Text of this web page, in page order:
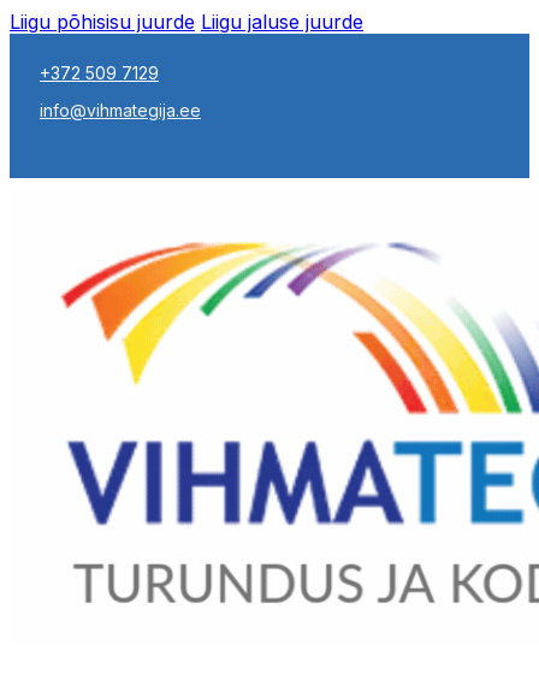
Liigu põhisisu juurde Liigu jaluse juurde
+372 509 7129
info@vihmategija.ee